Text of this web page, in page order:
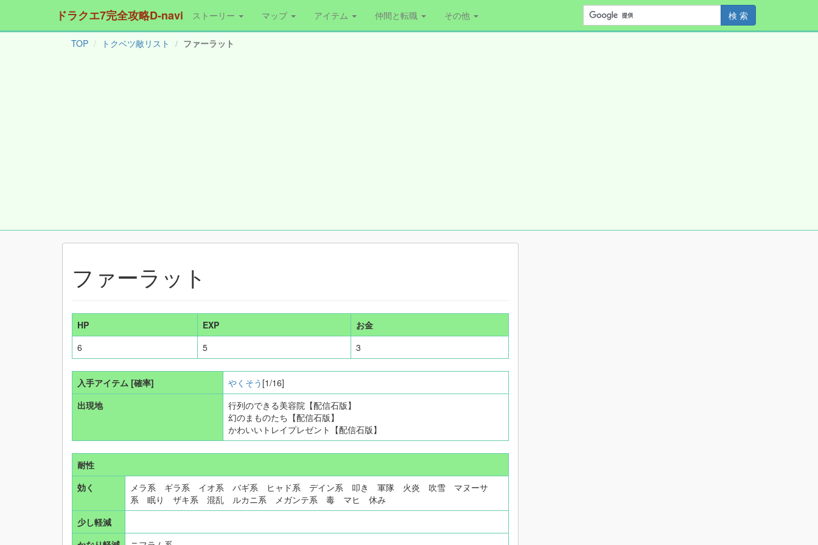
ドラクエ7完全攻略D-navi ストーリー マップ アイテム 仲間と転職 その他
TOP トクベツ敵リスト ファーラット
ファーラット
HP EXP
お金
6
5 3
入手アイテム [確率] やくそう [1/16]
出現地
行列のできる美容院【配信石版】
幻のまものたち【配信石版】
かわいいトレイプレゼント【配信石版】
耐性
効く
メラ系 ギラ系 イオ系 バギ系 ヒャド系 デイン系 叩き 軍隊 火炎 吹雪 マヌーサ
系 眠り ザキ系 混乱 ルカニ系 メガンテ系 毒 マヒ 休み
少し軽減